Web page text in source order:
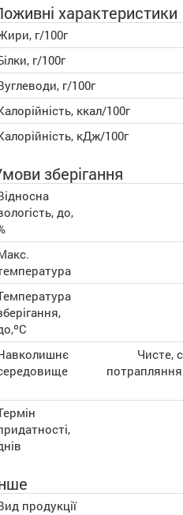
характеристики
г/100г
г/100г
г/100г
ккал/100г
кДж/100г
зберігання
до,
Чисте,
продукції